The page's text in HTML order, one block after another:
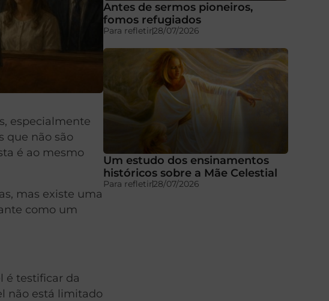
especialmente
que não são
é ao mesmo
mas existe uma
como um
é testificar da
não está limitado
Antes de sermos pioneiros,
fomos refugiados
Para refletir28/07/2026
Um estudo dos ensinamentos
históricos sobre a Mãe Celestial
Para refletir28/07/2026